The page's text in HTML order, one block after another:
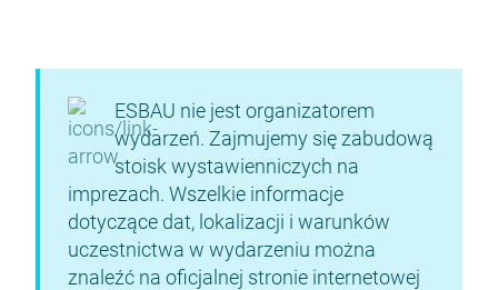
ESBAU nie jest organizatorem
wydarzeń. Zajmujemy się zabudową
stoisk wystawienniczych na
imprezach. Wszelkie informacje
dotyczące dat, lokalizacji i warunków
uczestnictwa w wydarzeniu można
znaleźć na oficjalnej stronie internetowej